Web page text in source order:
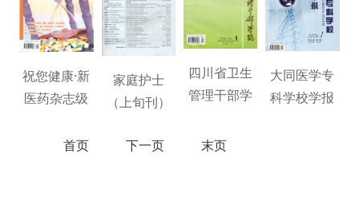
祝您健康·新
医药杂志级
康·新医药快
家庭护士
（上旬刊）
家庭护士
四川省卫生
管理干部学
级别，四川
大同医学专
科学校学报
首页 下一页 末页